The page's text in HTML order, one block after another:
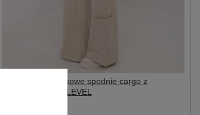
Hurt Beżowe dresowe spodnie cargo z
ociepleniem SUBLEVEL